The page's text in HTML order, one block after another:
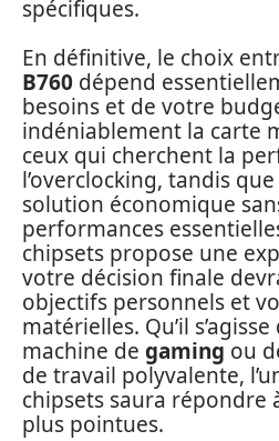
spécifiques.
En définitive, le choix
B760 dépend
besoins et de votre
indéniablement la carte
ceux qui cherchent la
l’overclocking, tandis que
solution économique
performances
chipsets propose une
votre décision finale
objectifs personnels et
matérielles. Qu’il
machine de gaming ou
de travail polyvalente,
chipsets saura répondre
plus pointues.